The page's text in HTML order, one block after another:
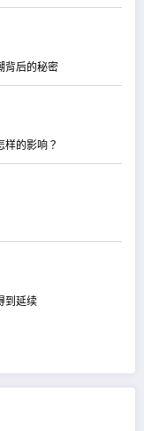
背后的秘密
的影响？
到延续